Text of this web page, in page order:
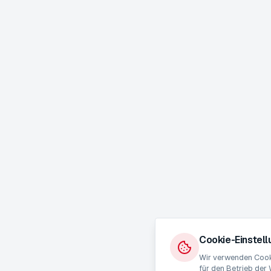
Cookie-
Wir verwenden
für den Betrieb der